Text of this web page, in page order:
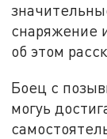
снаряжение
об этом
Боец с
могуь